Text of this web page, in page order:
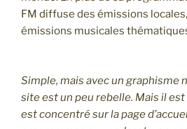
FM diffuse des émissions
émissions musicales
Simple, mais avec un graphisme
site est un peu rebelle. Mais il
est concentré sur la page